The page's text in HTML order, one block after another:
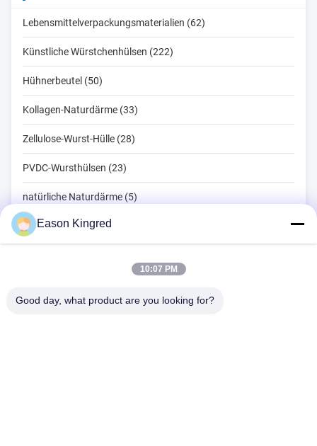
Lebensmittelverpackungsmaterialien (62)
Künstliche Würstchenhülsen (222)
Hühnerbeutel (50)
Kollagen-Naturdärme (33)
Zellulose-Wurst-Hülle (28)
PVDC-Wursthülsen (23)
natürliche Naturdärme (5)
Beutel für Lebensmittelverpackungen (82)
Eason Kingred
10:07 PM
Good day, what product are you looking for?